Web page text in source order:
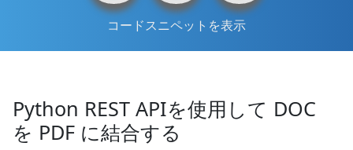
コードスニペットを表示
Python REST APIを使用して DOC
を PDF に結合する